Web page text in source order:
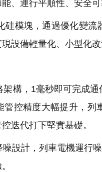
、運行平順性、安全
模塊，通過優化變流
設備輕量化、小型化
構，1毫秒即可完成通
控精度大幅提升，
迭代打下堅實基礎。
設計，列車電機運行